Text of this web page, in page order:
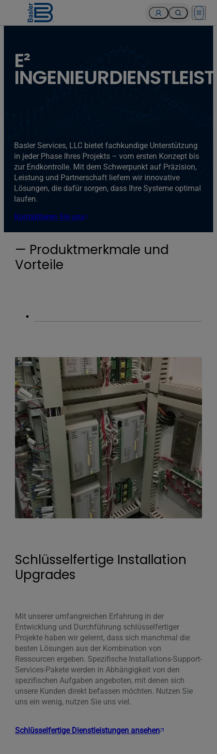
Open
E²
Basler Services, LLC bietet fachkundige Unterstützung
in jeder Phase Ihres Projekts – vom ersten Konzept bis
zur Endkontrolle. Mit dem Schwerpunkt auf Präzision,
Leistung und Partnerschaft liefern wir innovative
Lösungen, die dafür sorgen, dass Ihre Systeme optimal
laufen.
Kontaktieren Sie uns
— Produktmerkmale und
Vorteile
Schlüsselfertige Installation
Upgrades
Mit unserer umfangreichen Erfahrung in der
Entwicklung und Durchführung schlüsselfertiger
Projekte haben wir gelernt, dass sich manchmal die
besten Lösungen aus der Kombination von
Ressourcen ergeben. Spezifische Installations-Support-
Services-Pakete werden in Abhängigkeit von den
spezifischen Aufgaben angeboten, mit denen sich
unsere Kunden direkt befassen möchten. Nutzen Sie
uns ein wenig, nutzen Sie uns viel.
Schlüsselfertige Dienstleistungen ansehen